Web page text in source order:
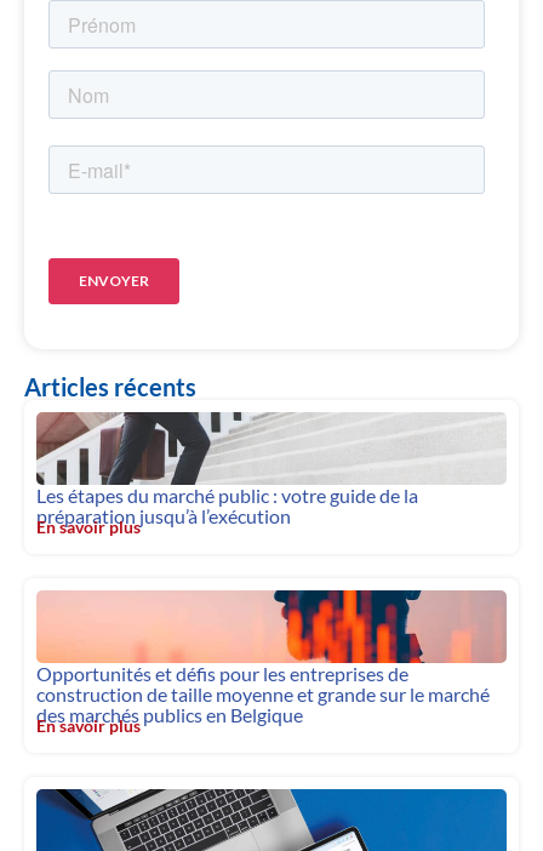
Articles récents
Les étapes du marché public : votre guide de la
préparation jusqu’à l’exécution
En savoir plus
Opportunités et défis pour les entreprises de
construction de taille moyenne et grande sur le marché
des marchés publics en Belgique
En savoir plus